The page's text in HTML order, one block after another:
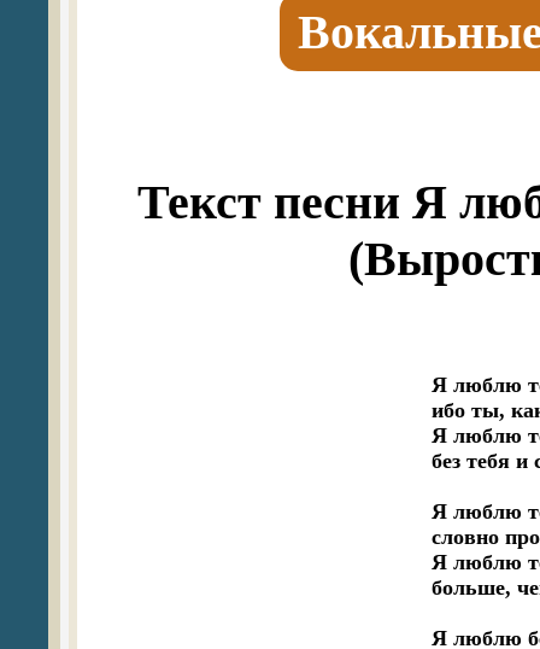
Текст песни Я
Я люблю
ибо ты,
Я люблю
без тебя и
Я люблю
словно
Я люблю
больше,
Я люблю